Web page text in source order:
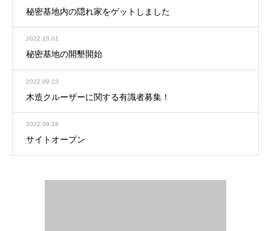
秘密基地内の隠れ家をゲットしました
2022.10.01
秘密基地の開墾開始
2022.09.23
木造クルーザーに関する有識者募集！
2022.09.18
サイトオープン